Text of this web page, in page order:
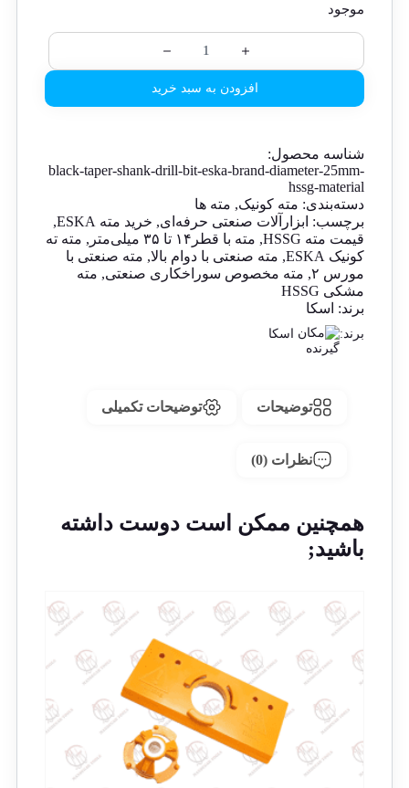
موجود
افزودن به سبد خرید
شناسه محصول:
black-taper-shank-drill-bit-eska-brand-diameter-25mm-
hssg-material
دسته‌بندی: مته کونیک, مته ها
برچسب: ابزارآلات صنعتی حرفه‌ای, خرید مته ESKA
,
قیمت مته HSSG
, مته با قطر۱۴ تا ۳۵ میلی‌متر , مته ته
کونیک ESKA
, مته صنعتی با دوام بالا, مته صنعتی با
مورس ۲
, مته مخصوص سوراخکاری صنعتی, مته
مشکی HSSG
برند: اسکا
برند: اسکا
توضیحات توضیحات تکمیلی
نظرات (0)
همچنین ممکن است دوست داشته
باشید;